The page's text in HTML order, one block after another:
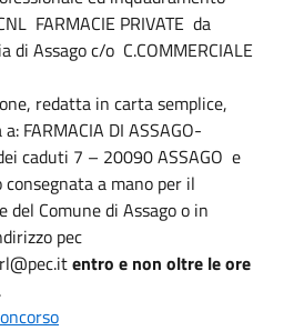
FARMACIE PRIVATE da
di Assago c/o C.COMMERCIALE
redatta in carta semplice,
FARMACIA DI ASSAGO-
caduti 7 – 20090 ASSAGO e
consegnata a mano per il
del Comune di Assago o in
pec
entro e non oltre le ore
.